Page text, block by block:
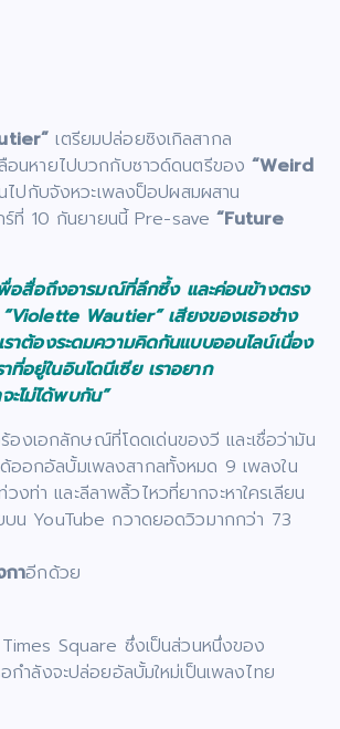
เตรียมปล่อยซิงเกิลสากล
อนหายไปบวกกับซาวด์ดนตรีของ“Weird
ปกับจังหวะเพลงป็อปผสมผสาน
ที่ 10 กันยายนนี้ Pre-save“Future
พื่อสื่อถึงอารมณ์ที่ลึกซึ้ง และค่อนข้างตรง
Wautier” เสียงของเธอช่าง
าต้องระดมความคิดกันแบบออนไลน์เนื่อง
อยู่ในอินโดนีเซีย เราอยาก
ไม่ได้พบกัน”
องเอกลักษณ์ที่โดดเด่นของวี และเชื่อว่ามัน
ออกอัลบั้มเพลงสากลทั้งหมด 9 เพลงใน
ท่า และลีลาพลิ้วไหวที่ยากจะหาใครเลียน
น YouTube กวาดยอดวิวมากกว่า 73
าอีกด้วย
Square ซึ่งเป็นส่วนหนึ่งของ
ลังจะปล่อยอัลบั้มใหม่เป็นเพลงไทย